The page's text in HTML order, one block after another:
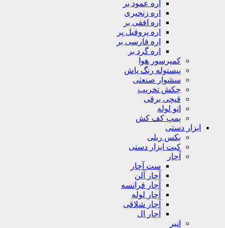
اره عمود بر
اره زنجیری
اره افقی بر
اره پروفیل پر
اره فارسی بر
اره گرد بر
کمپرسور هوا
پیستوله رنگ پاش
سشوار صنعتی
چکش تخریب
قیچی برقی
اتو لوله
پمپ کف کش
ابزار دستی
بکس ریلی
کیت ابزار دستی
آچار
ست آچار
آچار آلن
آچار فرانسه
آچار لوله
آچار شلاقی
آچار ال
انبر